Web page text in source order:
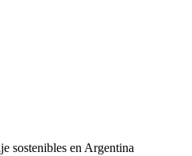
sostenibles en Argentina